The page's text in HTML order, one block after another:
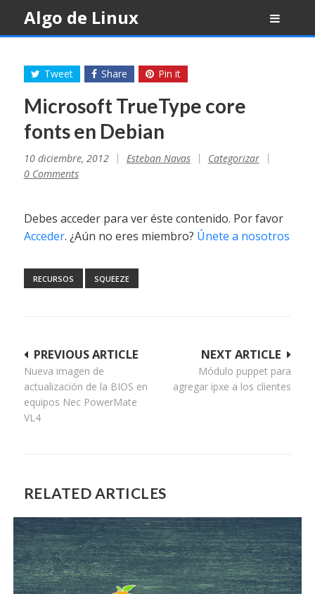
content
Algo de Linux
Tweet Share Pin it
Microsoft TrueType core
fonts en Debian
10 diciembre, 2012 Esteban Navas
Categorizar
0 Comments
Debes acceder para ver éste contenido. Por favor
Acceder. ¿Aún no eres miembro? Únete a nosotros
RECURSOS SQUEEZE
Navegación
de
entradas
NEXT ARTICLE
Módulo puppet para
agregar ipxe a los clientes
PREVIOUS ARTICLE
Nueva imagen de
actualización de la BIOS en
equipos Nec PowerMate
VL4
RELATED ARTICLES